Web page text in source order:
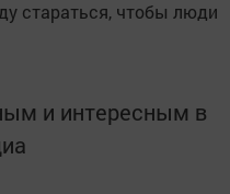
стараться, чтобы люди
и интересным в